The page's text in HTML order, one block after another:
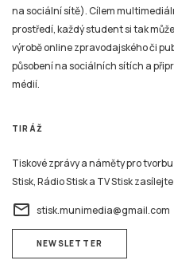
výrobě online zpravodajského či
působení na sociálních sítích a
médií.
TIRÁŽ
Tiskové zprávy a náměty pro
email stisk.munimedia@gmail.com
NEWSLETTER
Všechny žurnalistické materiály jsou